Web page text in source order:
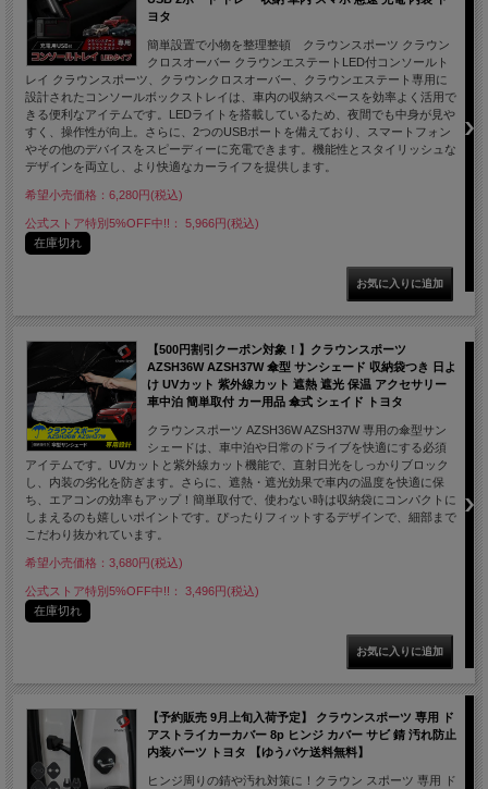
ヨタ
簡単設置で小物を整理整頓 クラウンスポーツ クラウン
クロスオーバー クラウンエステートLED付コンソールト
レイ クラウンスポーツ、クラウンクロスオーバー、クラウンエステート専用に
設計されたコンソールボックストレイは、車内の収納スペースを効率よく活用で
きる便利なアイテムです。LEDライトを搭載しているため、夜間でも中身が見や
すく、操作性が向上。さらに、2つのUSBポートを備えており、スマートフォン
やその他のデバイスをスピーディーに充電できます。機能性とスタイリッシュな
デザインを両立し、より快適なカーライフを提供します。
希望小売価格：6,280円(税込)
公式ストア特別5%OFF中!!： 5,966円(税込)
在庫切れ
【500円割引クーポン対象！】クラウンスポーツ
AZSH36W AZSH37W 傘型 サンシェード 収納袋つき 日よ
け UVカット 紫外線カット 遮熱 遮光 保温 アクセサリー
車中泊 簡単取付 カー用品 傘式 シェイド トヨタ
クラウンスポーツ AZSH36W AZSH37W 専用の傘型サン
シェードは、車中泊や日常のドライブを快適にする必須
アイテムです。UVカットと紫外線カット機能で、直射日光をしっかりブロック
し、内装の劣化を防ぎます。さらに、遮熱・遮光効果で車内の温度を快適に保
ち、エアコンの効率もアップ！簡単取付で、使わない時は収納袋にコンパクトに
しまえるのも嬉しいポイントです。ぴったりフィットするデザインで、細部まで
こだわり抜かれています。
希望小売価格：3,680円(税込)
公式ストア特別5%OFF中!!： 3,496円(税込)
在庫切れ
【予約販売 9月上旬入荷予定】 クラウンスポーツ 専用 ド
アストライカーカバー 8p ヒンジ カバー サビ 錆 汚れ防止
内装パーツ トヨタ 【ゆうパケ送料無料】
ヒンジ周りの錆や汚れ対策に！クラウン スポーツ 専用 ド